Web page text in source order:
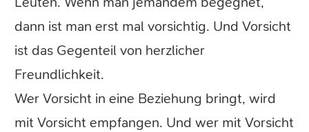
dann ist man erst mal vorsichtig. Und Vorsicht
ist das Gegenteil von herzlicher
Freundlichkeit.
Wer Vorsicht in eine Beziehung bringt, wird
mit Vorsicht empfangen. Und wer mit Vorsicht